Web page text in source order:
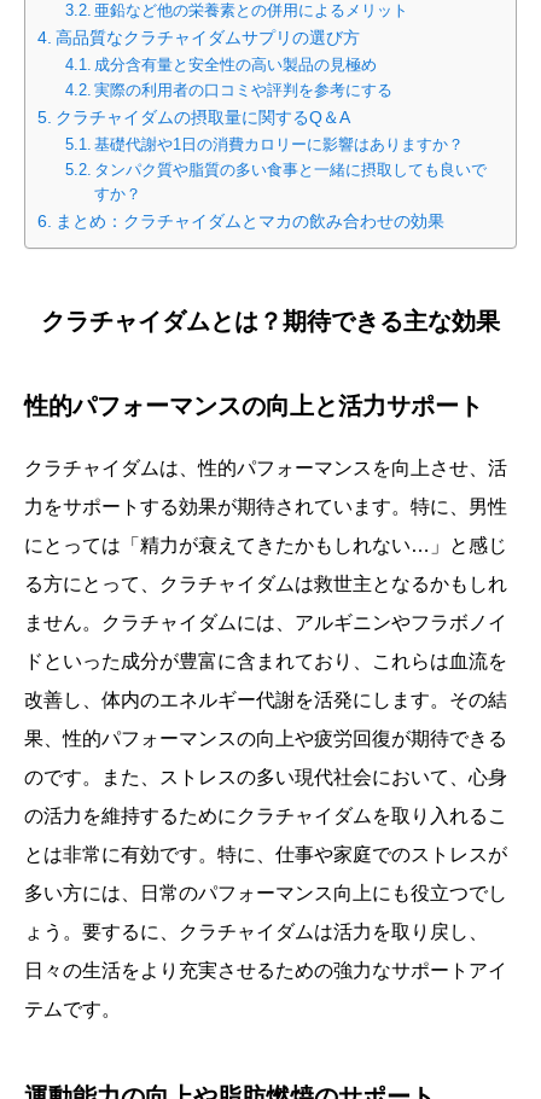
亜鉛など他の栄養素との併用によるメリット
高品質なクラチャイダムサプリの選び方
成分含有量と安全性の高い製品の見極め
実際の利用者の口コミや評判を参考にする
クラチャイダムの摂取量に関するQ＆A
基礎代謝や1日の消費カロリーに影響はありますか？
タンパク質や脂質の多い食事と一緒に摂取しても良いで
すか？
まとめ：クラチャイダムとマカの飲み合わせの効果
クラチャイダムとは？期待できる主な効果
性的パフォーマンスの向上と活力サポート
クラチャイダムは、性的パフォーマンスを向上させ、活
力をサポートする効果が期待されています。特に、男性
にとっては「精力が衰えてきたかもしれない…」と感じ
る方にとって、クラチャイダムは救世主となるかもしれ
ません。クラチャイダムには、アルギニンやフラボノイ
ドといった成分が豊富に含まれており、これらは血流を
改善し、体内のエネルギー代謝を活発にします。その結
果、性的パフォーマンスの向上や疲労回復が期待できる
のです。また、ストレスの多い現代社会において、心身
の活力を維持するためにクラチャイダムを取り入れるこ
とは非常に有効です。特に、仕事や家庭でのストレスが
多い方には、日常のパフォーマンス向上にも役立つでし
ょう。要するに、クラチャイダムは活力を取り戻し、
日々の生活をより充実させるための強力なサポートアイ
テムです。